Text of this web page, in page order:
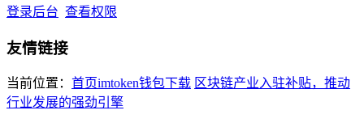
登录后台 查看权限
友情链接
当前位置： 首页imtoken钱包下载 区块链产业入驻补贴，推动
行业发展的强劲引擎